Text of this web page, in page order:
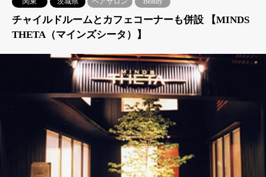
チャイルドルームとカフェコーナーも併設 【MINDS
THETA（マインズシータ）】